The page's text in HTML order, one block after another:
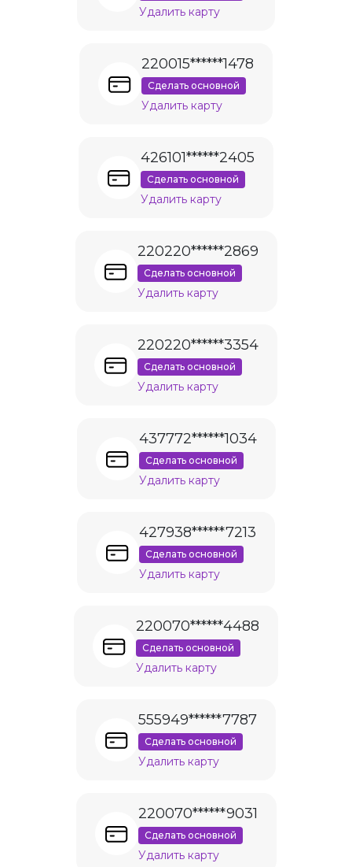
Удалить карту
220015******1478
Сделать основной
Удалить карту
426101******2405
Сделать основной
Удалить карту
220220******2869
Сделать основной
Удалить карту
220220******3354
Сделать основной
Удалить карту
437772******1034
Сделать основной
Удалить карту
427938******7213
Сделать основной
Удалить карту
220070******4488
Сделать основной
Удалить карту
555949******7787
Сделать основной
Удалить карту
220070******9031
Сделать основной
Удалить карту